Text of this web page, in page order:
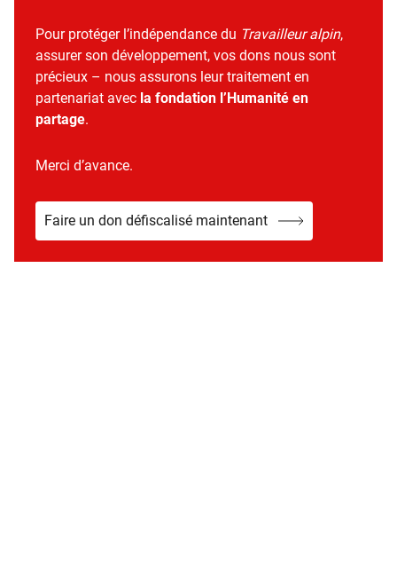
Pour protéger l’indépendance du Travailleur alpin,
assurer son développement, vos dons nous sont
précieux – nous assurons leur traitement en
partenariat avec la fondation l’Humanité en
partage.
Merci d’avance.
Faire un don défiscalisé maintenant